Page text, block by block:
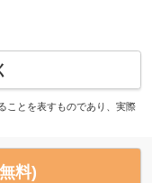
ことを表すものであり、実際
料)